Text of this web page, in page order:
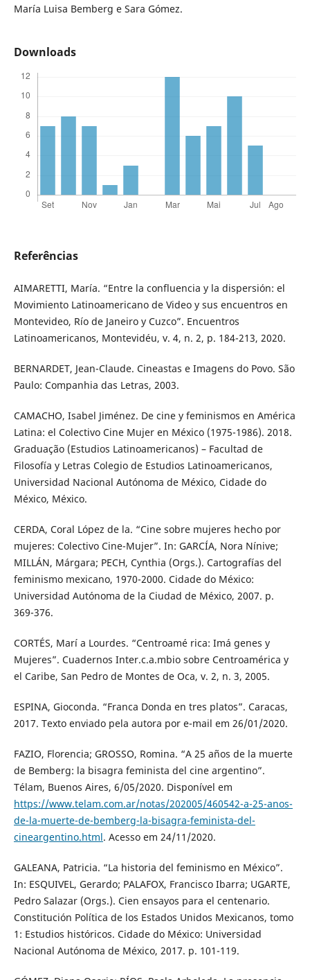
María Luisa Bemberg e Sara Gómez.
Downloads
Referências
AIMARETTI, María. “Entre la confluencia y la dispersión: el
Movimiento Latinoamericano de Video y sus encuentros en
Montevideo, Río de Janeiro y Cuzco”. Encuentros
Latinoamericanos, Montevidéu, v. 4, n. 2, p. 184-213, 2020.
BERNARDET, Jean-Claude. Cineastas e Imagens do Povo. São
Paulo: Companhia das Letras, 2003.
CAMACHO, Isabel Jiménez. De cine y feminismos en América
Latina: el Colectivo Cine Mujer en México (1975-1986). 2018.
Graduação (Estudios Latinoamericanos) – Facultad de
Filosofía y Letras Colegio de Estudios Latinoamericanos,
Universidad Nacional Autónoma de México, Cidade do
México, México.
CERDA, Coral López de la. “Cine sobre mujeres hecho por
mujeres: Colectivo Cine-Mujer”. In: GARCÍA, Nora Nínive;
MILLÁN, Márgara; PECH, Cynthia (Orgs.). Cartografías del
feminismo mexicano, 1970-2000. Cidade do México:
Universidad Autónoma de la Ciudad de México, 2007. p.
369-376.
CORTÉS, Marí a Lourdes. “Centroamé rica: Imá genes y
Mujeres”. Cuadernos Inter.c.a.mbio sobre Centroamérica y
el Caribe, San Pedro de Montes de Oca, v. 2, n. 3, 2005.
ESPINA, Gioconda. “Franca Donda en tres platos”. Caracas,
2017. Texto enviado pela autora por e-mail em 26/01/2020.
FAZIO, Florencia; GROSSO, Romina. “A 25 años de la muerte
de Bemberg: la bisagra feminista del cine argentino”.
Télam, Buenos Aires, 6/05/2020. Disponível em
https://www.telam.com.ar/notas/202005/460542-a-25-anos-
de-la-muerte-de-bemberg-la-bisagra-feminista-del-
cineargentino.html. Acesso em 24/11/2020.
GALEANA, Patricia. “La historia del feminismo en México”.
In: ESQUIVEL, Gerardo; PALAFOX, Francisco Ibarra; UGARTE,
Pedro Salazar (Orgs.). Cien ensayos para el centenario.
Constitución Política de los Estados Unidos Mexicanos, tomo
1: Estudios históricos. Cidade do México: Universidad
Nacional Autónoma de México, 2017. p. 101-119.